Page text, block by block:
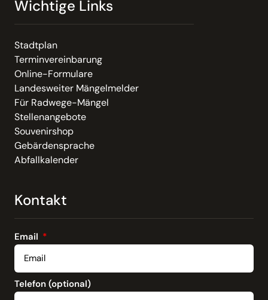
Wichtige Links
Stadtplan
Terminvereinbarung
Online-Formulare
Landesweiter Mängelmelder
Für Radwege-Mängel
Stellenangebote
Souvenirshop
Gebärdensprache
Abfallkalender
Kontakt
Email
Telefon (optional)